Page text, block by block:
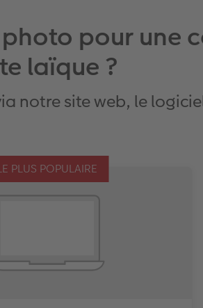
En savoir plus
pour une
laïque ?
notre site web, le
PLUS POPULAIRE